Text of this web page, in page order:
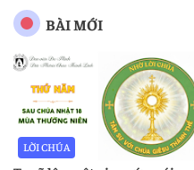
BÀI MỚI
LỜI CHÚA